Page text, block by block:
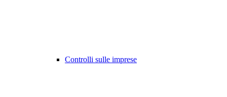
Controlli sulle imprese